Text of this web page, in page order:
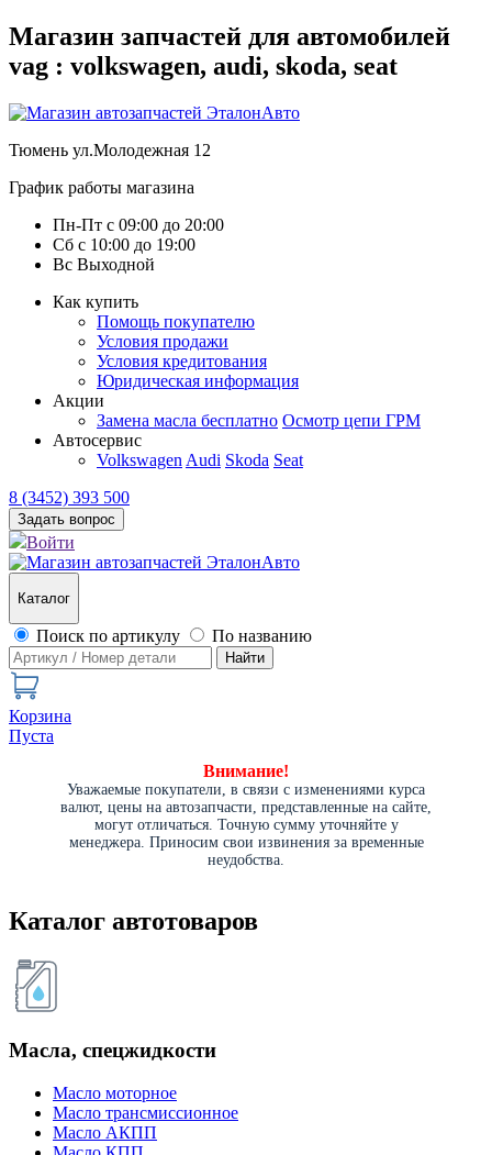
Магазин запчастей для автомобилей
vag : volkswagen, audi, skoda, seat
Тюмень ул.Молодежная 12
График работы магазина
Пн-Пт с 09:00 до 20:00
Сб с 10:00 до 19:00
Вс Выходной
Как купить
Помощь покупателю
Условия продажи
Условия кредитования
Юридическая информация
Акции
Замена масла бесплатно Осмотр цепи ГРМ
Автосервис
Volkswagen Audi Skoda Seat
8 (3452) 393 500
Задать вопрос
Войти
Каталог
Поиск по артикулу По названию
Найти
Корзина
Пуста
Внимание!
Уважаемые покупатели, в связи с изменениями курса
валют, цены на автозапчасти, представленные на сайте,
могут отличаться. Точную сумму уточняйте у
менеджера. Приносим свои извинения за временные
неудобства.
Каталог автотоваров
Масла, спецжидкости
Масло моторное
Масло трансмиссионное
Масло АКПП